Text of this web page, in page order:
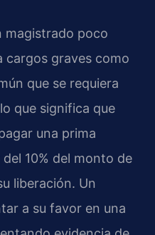
magistrado poco
cargos graves como
que se requiera
que significa que
una prima
10% del monto de
liberación. Un
a su favor en una